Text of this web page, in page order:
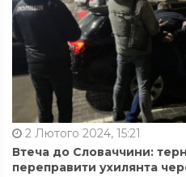
2 Лютого 2024, 15:21
Втеча до Словаччини:
переправити ухилянта